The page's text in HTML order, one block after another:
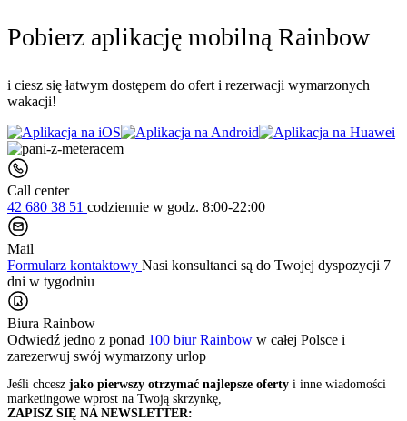
Pobierz aplikację mobilną Rainbow
i ciesz się łatwym dostępem do ofert i rezerwacji wymarzonych
wakacji!
Call center
42 680 38 51 codziennie w godz. 8:00-22:00
Mail
Formularz kontaktowy Nasi konsultanci są do Twojej dyspozycji 7
dni w tygodniu
Biura Rainbow
Odwiedź jedno z ponad 100 biur Rainbow w całej Polsce i
zarezerwuj swój wymarzony urlop
Jeśli chcesz jako pierwszy otrzymać najlepsze oferty i inne wiadomości
marketingowe wprost na Twoją skrzynkę,
ZAPISZ SIĘ NA NEWSLETTER: